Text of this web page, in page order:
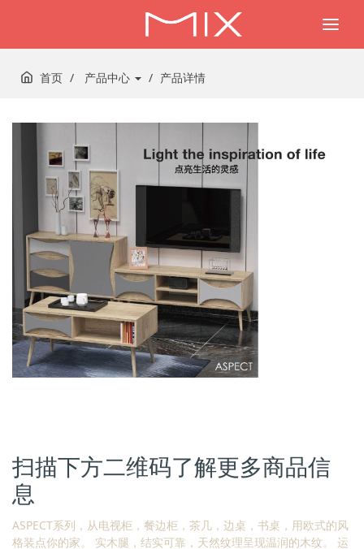
首页 产品中心 产品详情
扫描下方二维码了解更多商品信
息
ASPECT系列，从电视柜，餐边柜，茶几，边桌，书桌，用欧式的风
格装点你的家。 实木腿，结实可靠，天然纹理呈现温润的木纹。 运